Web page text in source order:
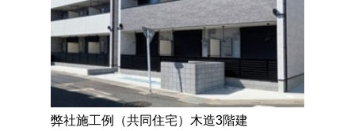
弊社施工例（共同住宅）木造3階建